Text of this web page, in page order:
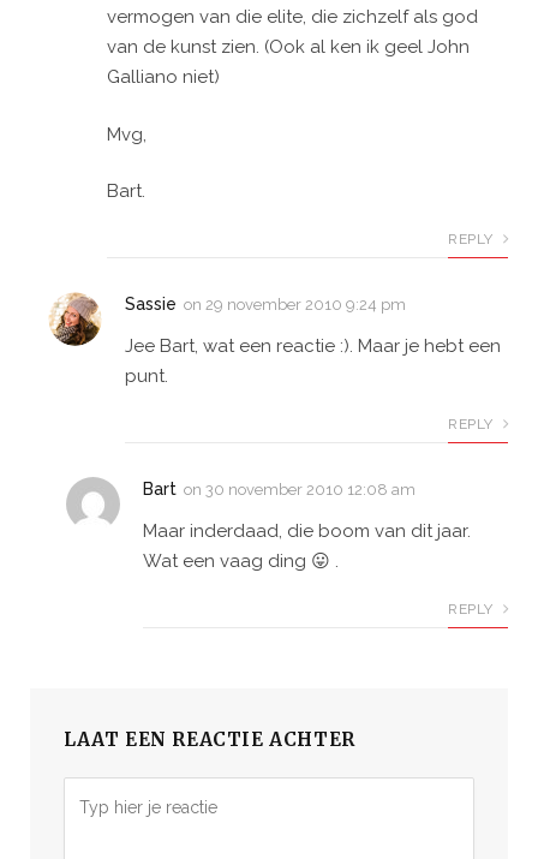
vermogen van die elite, die zichzelf als god
van de kunst zien. (Ook al ken ik geel John
Galliano niet)
Mvg,
Bart.
REPLY
Sassie on 29 november 2010 9:24 pm
Jee Bart, wat een reactie :). Maar je hebt een
punt.
REPLY
Bart on 30 november 2010 12:08 am
Maar inderdaad, die boom van dit jaar.
Wat een vaag ding 😛 .
REPLY
LAAT EEN REACTIE ACHTER